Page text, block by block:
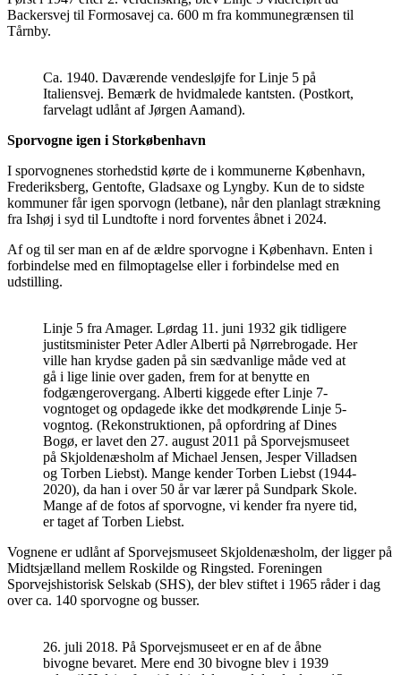
Backersvej til Formosavej ca. 600 m fra kommunegrænsen til
Tårnby.
Ca. 1940. Daværende vendesløjfe for Linje 5 på
Italiensvej. Bemærk de hvidmalede kantsten. (Postkort,
farvelagt udlånt af Jørgen Aamand).
Sporvogne igen i Storkøbenhavn
I sporvognenes storhedstid kørte de i kommunerne København,
Frederiksberg, Gentofte, Gladsaxe og Lyngby. Kun de to sidste
kommuner får igen sporvogn (letbane), når den planlagt strækning
fra Ishøj i syd til Lundtofte i nord forventes åbnet i 2024.
Af og til ser man en af de ældre sporvogne i København. Enten i
forbindelse med en filmoptagelse eller i forbindelse med en
udstilling.
Linje 5 fra Amager. Lørdag 11. juni 1932 gik tidligere
justitsminister Peter Adler Alberti på Nørrebrogade. Her
ville han krydse gaden på sin sædvanlige måde ved at
gå i lige linie over gaden, frem for at benytte en
fodgængerovergang. Alberti kiggede efter Linje 7-
vogntoget og opdagede ikke det modkørende Linje 5-
vogntog. (Rekonstruktionen, på opfordring af Dines
Bogø, er lavet den 27. august 2011 på Sporvejsmuseet
på Skjoldenæsholm af Michael Jensen, Jesper Villadsen
og Torben Liebst). Mange kender Torben Liebst (1944-
2020), da han i over 50 år var lærer på Sundpark Skole.
Mange af de fotos af sporvogne, vi kender fra nyere tid,
er taget af Torben Liebst.
Vognene er udlånt af Sporvejsmuseet Skjoldenæsholm, der ligger på
Midtsjælland mellem Roskilde og Ringsted. Foreningen
Sporvejshistorisk Selskab (SHS), der blev stiftet i 1965 råder i dag
over ca. 140 sporvogne og busser.
26. juli 2018. På Sporvejsmuseet er en af de åbne
bivogne bevaret. Mere end 30 bivogne blev i 1939